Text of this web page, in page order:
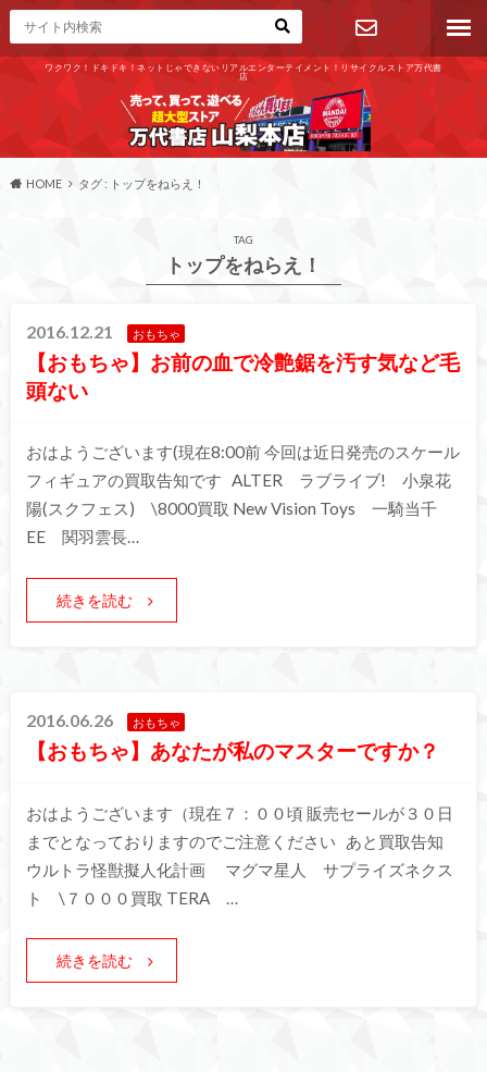
ワクワク！ドキドキ！ネットじゃできないリアルエンターテイメント！リサイクルストア万代書
店
お問い合わ
せ
HOME タグ : トップをねらえ！
TAG
トップをねらえ！
2016.12.21 おもちゃ
【おもちゃ】お前の血で冷艶鋸を汚す気など毛
頭ない
おはようございます(現在8:00前 今回は近日発売のスケール
フィギュアの買取告知です ALTER ラブライブ! 小泉花
陽(スクフェス) \8000買取 New Vision Toys 一騎当千
EE 関羽雲長…
続きを読む
2016.06.26 おもちゃ
【おもちゃ】あなたが私のマスターですか？
おはようございます（現在７：００頃 販売セールが３０日
までとなっておりますのでご注意ください あと買取告知
ウルトラ怪獣擬人化計画 マグマ星人 サプライズネクス
ト \７０００買取 TERA …
続きを読む